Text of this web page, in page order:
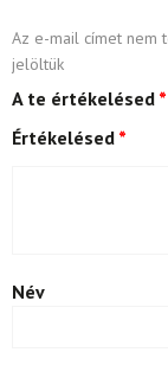
Az e-mail címet nem
jelöltük
A te értékelésed *
Értékelésed *
Név